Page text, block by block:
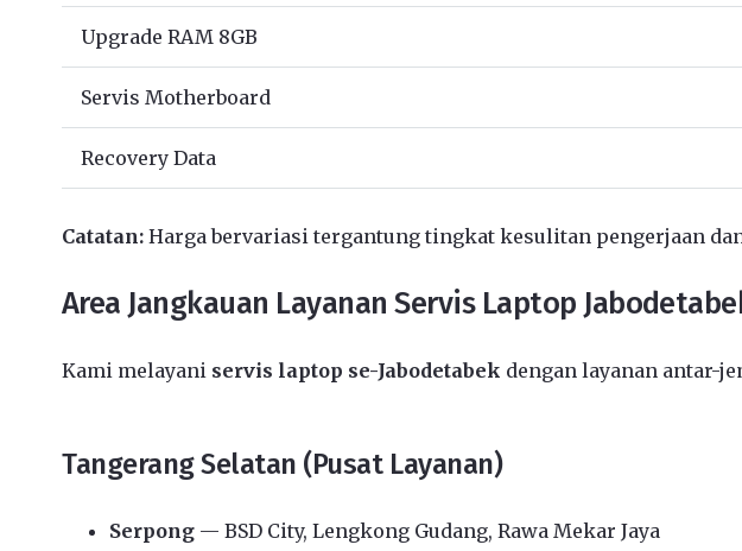
Upgrade RAM 8GB
Servis Motherboard
Recovery Data
Catatan: Harga bervariasi tergantung tingkat kesulitan pengerjaan
Area Jangkauan Layanan Servis Laptop
Kami melayani servis laptop se-Jabodetabek dengan layanan antar-
Tangerang Selatan (Pusat Layanan)
Serpong — BSD City, Lengkong Gudang, Rawa Mekar Jaya